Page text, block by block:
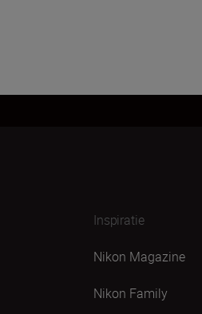
Inspiratie
Nikon Magazine
Nikon Family